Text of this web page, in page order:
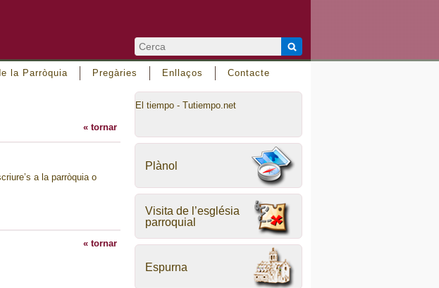
la Parròquia Pregàries Enllaços Contacte
« tornar
a la parròquia o
« tornar
El tiempo - Tutiempo.net
Plànol
Visita de l’església
parroquial
Espurna